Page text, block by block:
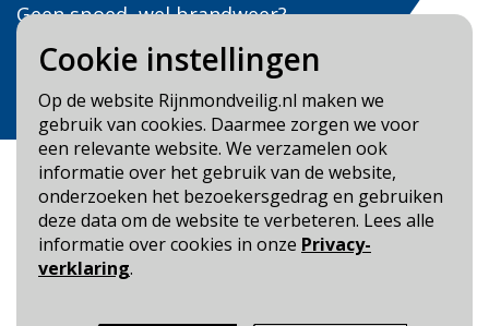
Cookie instellingen
Op de website Rijnmondveilig.nl maken we
gebruik van cookies. Daarmee zorgen we voor
een relevante website. We verzamelen ook
informatie over het gebruik van de website,
onderzoeken het bezoekersgedrag en gebruiken
deze data om de website te verbeteren. Lees alle
informatie over cookies in onze Privacy-
verklaring.
Geen spoed, wel brandweer?
Bel
Veilig Leven?
Bel 0900-8387
Blijf op de hoogte